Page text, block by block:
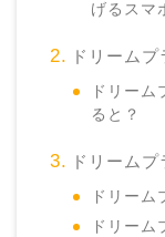
げるスマ
ドリームプ
ドリー
ると？
ドリーム
ドリーム
ドリーム